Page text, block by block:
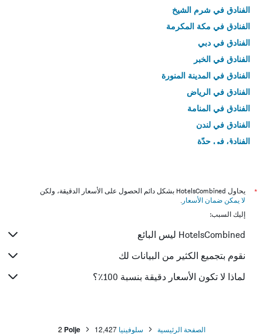
الفنادق في شرم الشيخ
الفنادق في مكة المكرمة
الفنادق في دبي
الفنادق في الخبر
الفنادق في المدينة المنورة
الفنادق في الرياض
الفنادق في المنامة
الفنادق في لندن
الفنادق في جدّة
*
يحاول HotelsCombined بشكل دائم الحصول على الأسعار الدقيقة، ولكن
لا يمكن ضمان الأسعار .
إليك السبب:
HotelsCombined ليس البائع
نقوم بتجميع الكثير من البيانات لك
لماذا لا تكون الأسعار دقيقة بنسبة 100٪؟
الصفحة الرئيسية سلوفينيا 12,427
Polje
2